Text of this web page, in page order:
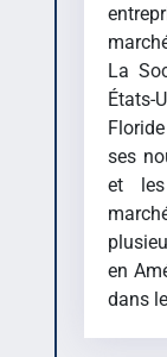
La
États-
ses
et
en
dans